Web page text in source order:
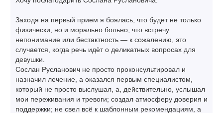
Заходя на первый прием я боялась, что будет не только
физически, но и морально больно, что встречу
непонимание или бестактность — к сожалению, это
случается, когда речь идёт о деликатных вопросах для
девушки.
Сослан Русланович не просто проконсультировал и
назначил лечение, а оказался первым cпециалистом,
который не просто выслушал, а, действительно, услышал
мои переживания и тревоги; создал атмосферу доверия и
поддержки; не свел всё к шаблонным рекомендациям, а